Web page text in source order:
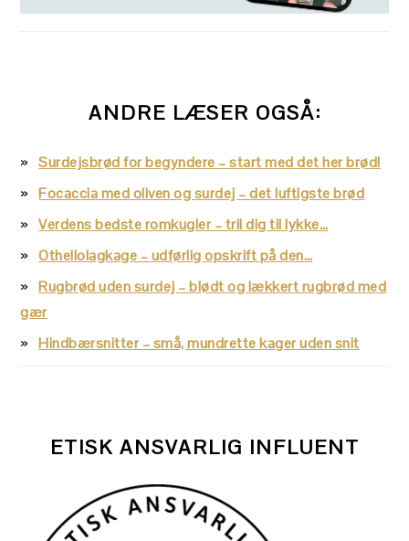
ANDRE LÆSER OGSÅ:
Surdejsbrød for begyndere – start med det her brød!
Focaccia med oliven og surdej – det luftigste brød
Verdens bedste romkugler – tril dig til lykke…
Othellolagkage – udførlig opskrift på den…
Rugbrød uden surdej – blødt og lækkert rugbrød med
gær
Hindbærsnitter – små, mundrette kager uden snit
ETISK ANSVARLIG INFLUENT